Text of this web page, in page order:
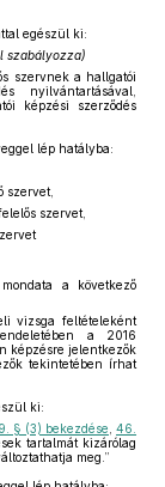
egészül ki:
szabályozza)
szervnek a hallgatói
nyilvántartásával,
képzési szerződés
lép hatályba:
szervet,
szervet,
a következő
vizsga feltételeként
a 2016
képzésre jelentkezők
tekintetében írhat
ki:
§ (3) bekezdése ,46.
tartalmát kizárólag
meg.”